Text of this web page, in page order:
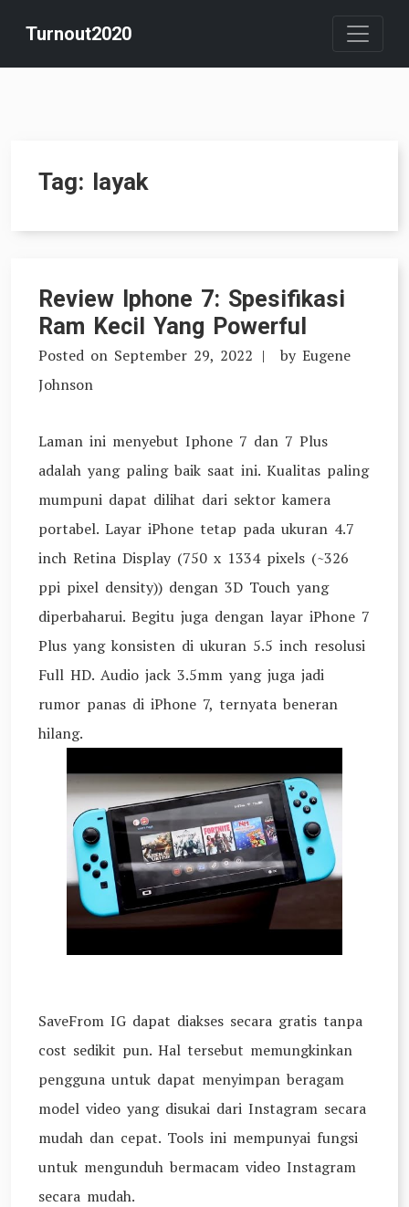
content
Turnout2020
Tag: layak
Review Iphone 7: Spesifikasi
Ram Kecil Yang Powerful
Posted on September 29, 2022 by Eugene
Johnson
Laman ini menyebut Iphone 7 dan 7 Plus
adalah yang paling baik saat ini. Kualitas paling
mumpuni dapat dilihat dari sektor kamera
portabel. Layar iPhone tetap pada ukuran 4.7
inch Retina Display (750 x 1334 pixels (~326
ppi pixel density)) dengan 3D Touch yang
diperbaharui. Begitu juga dengan layar iPhone 7
Plus yang konsisten di ukuran 5.5 inch resolusi
Full HD. Audio jack 3.5mm yang juga jadi
rumor panas di iPhone 7, ternyata beneran
hilang.
SaveFrom IG dapat diakses secara gratis tanpa
cost sedikit pun. Hal tersebut memungkinkan
pengguna untuk dapat menyimpan beragam
model video yang disukai dari Instagram secara
mudah dan cepat. Tools ini mempunyai fungsi
untuk mengunduh bermacam video Instagram
secara mudah.